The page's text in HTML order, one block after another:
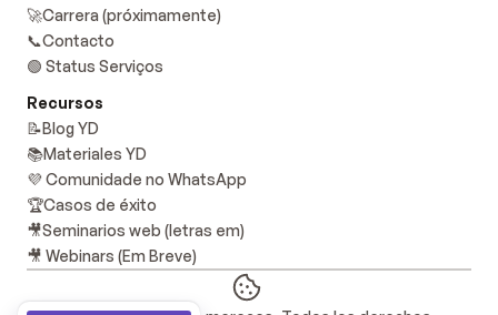
🚀Carrera (próximamente)
📞Contacto
🟢 Status Serviços
Recursos
📝Blog YD
📚Materiales YD
💜 Comunidade no WhatsApp
🏆Casos de éxito
🎥Seminarios web (letras em)
🎥 Webinars (Em Breve)